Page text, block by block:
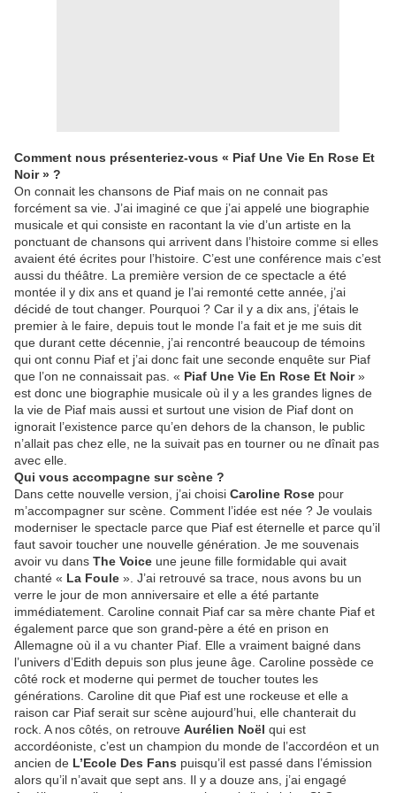
Comment nous présenteriez-vous « Piaf Une Vie En Rose Et
Noir » ?
On connait les chansons de Piaf mais on ne connait pas
forcément sa vie. J’ai imaginé ce que j’ai appelé une biographie
musicale et qui consiste en racontant la vie d’un artiste en la
ponctuant de chansons qui arrivent dans l’histoire comme si elles
avaient été écrites pour l’histoire. C’est une conférence mais c’est
aussi du théâtre. La première version de ce spectacle a été
montée il y dix ans et quand je l’ai remonté cette année, j’ai
décidé de tout changer. Pourquoi ? Car il y a dix ans, j’étais le
premier à le faire, depuis tout le monde l’a fait et je me suis dit
que durant cette décennie, j’ai rencontré beaucoup de témoins
qui ont connu Piaf et j’ai donc fait une seconde enquête sur Piaf
que l’on ne connaissait pas. « Piaf Une Vie En Rose Et Noir»
est donc une biographie musicale où il y a les grandes lignes de
la vie de Piaf mais aussi et surtout une vision de Piaf dont on
ignorait l’existence parce qu’en dehors de la chanson, le public
n’allait pas chez elle, ne la suivait pas en tourner ou ne dînait pas
avec elle.
Qui vous accompagne sur scène ?
Dans cette nouvelle version, j’ai choisi Caroline Rose pour
m’accompagner sur scène. Comment l’idée est née ? Je voulais
moderniser le spectacle parce que Piaf est éternelle et parce qu’il
faut savoir toucher une nouvelle génération. Je me souvenais
avoir vu dans The Voice une jeune fille formidable qui avait
chanté « La Foule ». J’ai retrouvé sa trace, nous avons bu un
verre le jour de mon anniversaire et elle a été partante
immédiatement. Caroline connait Piaf car sa mère chante Piaf et
également parce que son grand-père a été en prison en
Allemagne où il a vu chanter Piaf. Elle a vraiment baigné dans
l’univers d’Edith depuis son plus jeune âge. Caroline possède ce
côté rock et moderne qui permet de toucher toutes les
générations. Caroline dit que Piaf est une rockeuse et elle a
raison car Piaf serait sur scène aujourd’hui, elle chanterait du
rock. A nos côtés, on retrouve Aurélien Noël qui est
accordéoniste, c’est un champion du monde de l’accordéon et un
ancien de L’Ecole Des Fans puisqu’il est passé dans l’émission
alors qu’il n’avait que sept ans. Il y a douze ans, j’ai engagé